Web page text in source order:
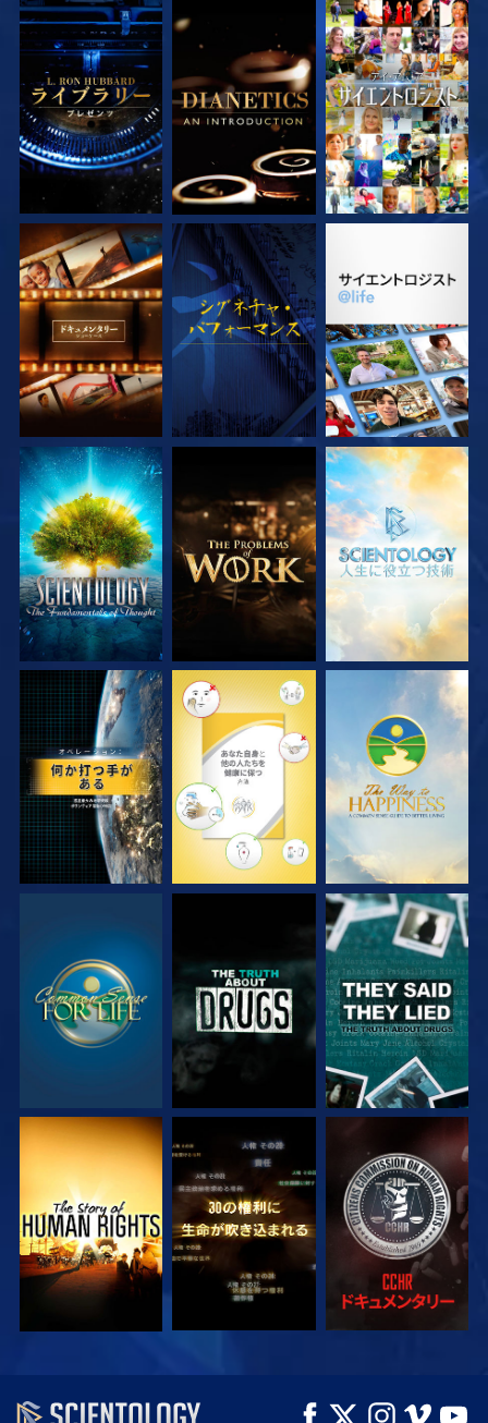
シリーズを探求 シリーズを探求 観る
シリーズを探求 観る シリーズを探求
シリーズを探求 シリーズを探求 シリーズを探求
観る 観る 観る
観る 観る 観る
観る 観る 観る
観る シリーズを探求